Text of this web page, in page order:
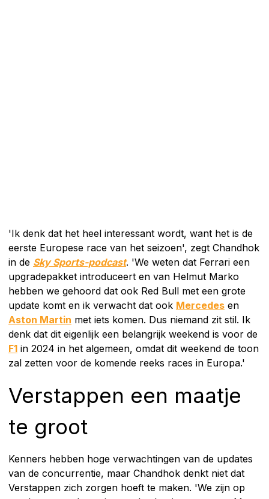
'Ik denk dat het heel interessant wordt, want het is de
eerste Europese race van het seizoen', zegt Chandhok
in de Sky Sports-podcast. 'We weten dat Ferrari een
upgradepakket introduceert en van Helmut Marko
hebben we gehoord dat ook Red Bull met een grote
update komt en ik verwacht dat ook Mercedes en
Aston Martin met iets komen. Dus niemand zit stil. Ik
denk dat dit eigenlijk een belangrijk weekend is voor de
F1 in 2024 in het algemeen, omdat dit weekend de toon
zal zetten voor de komende reeks races in Europa.'
Verstappen een maatje
te groot
Kenners hebben hoge verwachtingen van de updates
van de concurrentie, maar Chandhok denkt niet dat
Verstappen zich zorgen hoeft te maken. 'We zijn op